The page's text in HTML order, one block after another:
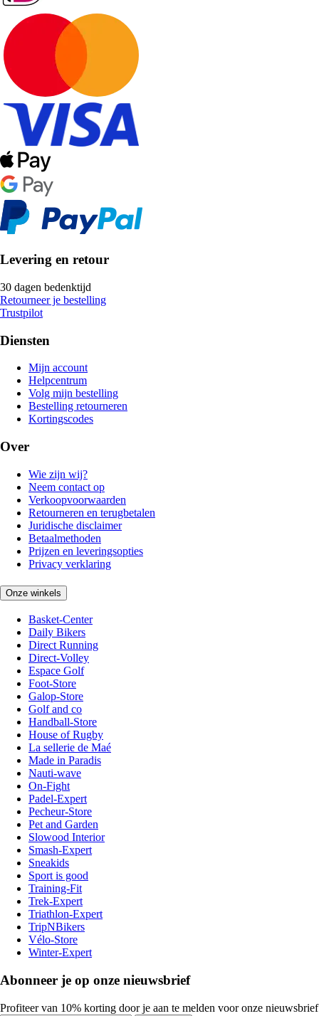
Levering en retour
30 dagen bedenktijd
Retourneer je bestelling
Trustpilot
Diensten
Mijn account
Helpcentrum
Volg mijn bestelling
Bestelling retourneren
Kortingscodes
Over
Wie zijn wij?
Neem contact op
Verkoopvoorwaarden
Retourneren en terugbetalen
Juridische disclaimer
Betaalmethoden
Prijzen en leveringsopties
Privacy verklaring
Onze winkels
Basket-Center
Daily Bikers
Direct Running
Direct-Volley
Espace Golf
Foot-Store
Galop-Store
Golf and co
Handball-Store
House of Rugby
La sellerie de Maé
Made in Paradis
Nauti-wave
On-Fight
Padel-Expert
Pecheur-Store
Pet and Garden
Slowood Interior
Smash-Expert
Sneakids
Sport is good
Training-Fit
Trek-Expert
Triathlon-Expert
TripNBikers
Vélo-Store
Winter-Expert
Abonneer je op onze nieuwsbrief
Profiteer van 10% korting door je aan te melden voor onze nieuwsbrief